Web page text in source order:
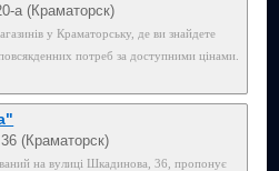
а (Краматорск)
у Краматорську, де ви знайдете
потреб за доступними цінами.
(Краматорск)
на вулиці Шкадинова, 36, пропонує